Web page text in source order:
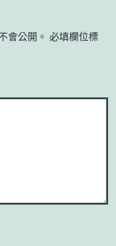
會公開。 必填欄位標